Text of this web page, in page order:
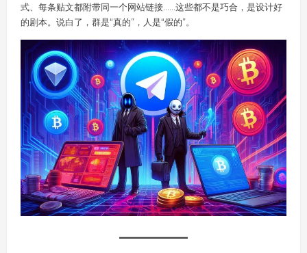
式、每条贴文都附带同一个网站链接……这些都不是巧合，是设计好
的剧本。说白了，群是“真的”，人是“假的”。